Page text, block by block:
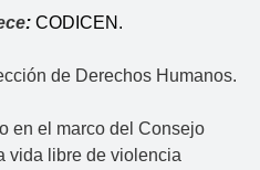
: CODICEN.
de Derechos Humanos.
en el marco del Consejo
vida libre de violencia